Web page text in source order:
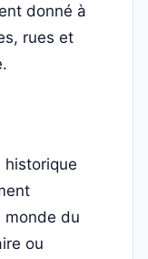
donné à
rues et
historique
monde du
ou